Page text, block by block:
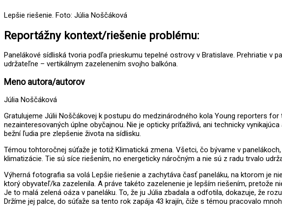
Lepšie riešenie. Foto: Júlia Noščáková
Reportážny kontext/riešenie problému:
Panelákové sídliská tvoria podľa prieskumu tepelné ostrovy v Bratislave. Prehriatie v
udržateľne – vertikálnym zazelenením svojho balkóna.
Meno autora/autorov
Júlia Noščáková
Gratulujeme Júlii Noščákovej k postupu do medzinárodného kola Young reporters
nezainteresovaných úplne obyčajnou. Nie je opticky príťažlivá, ani technicky
bežní ľudia pre zlepšenie života na sídlisku.
Témou tohtoročnej súťaže je totiž Klimatická zmena. Všetci, čo bývame v
klimatizácie. Tie sú síce riešením, no energeticky náročným a nie sú z radu trvalo
Výherná fotografia sa volá Lepšie riešenie a zachytáva časť paneláku, na ktorom je
ktorý obyvateľ/ka zazelenila. A práve takéto zazelenenie je lepším riešením, pretože
Je to malá zelená oáza v paneláku. To, že ju Júlia zbadala a odfotila, dokazuje, že
Držíme jej palce, do súťaže sa tento rok zapája 43 krajín, čiže s témou pracovalo